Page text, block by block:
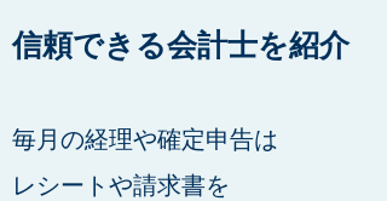
信頼できる会計士を紹介
毎月の経理や確定申告は
レシートや請求書を